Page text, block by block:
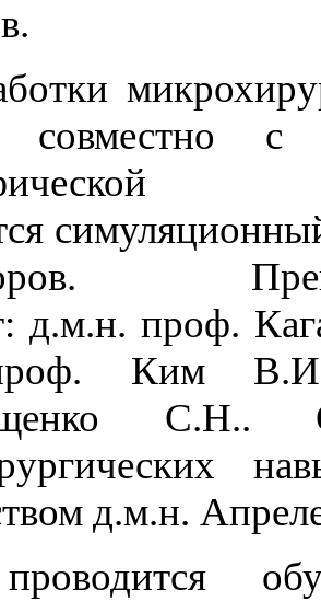
совместно с
д.м.н. проф.
Ким
С.Н..
д.м.н.